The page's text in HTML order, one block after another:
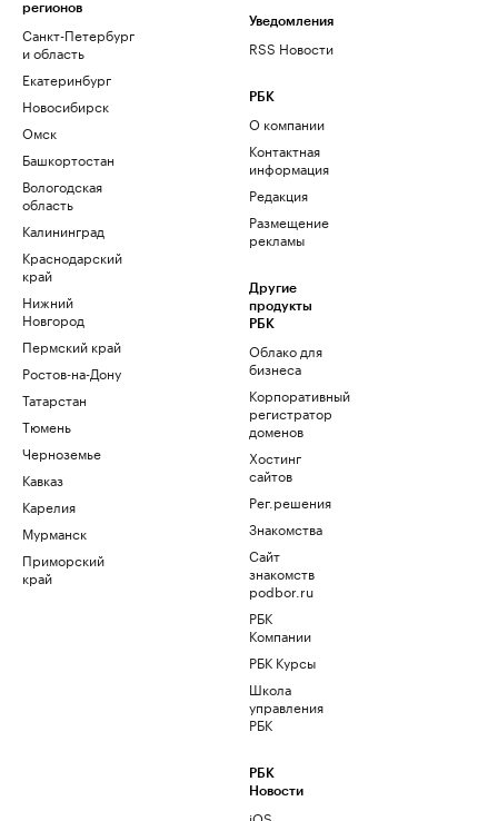
регионов
Санкт-Петербург
и область
Екатеринбург
Новосибирск
Омск
Башкортостан
Вологодская
область
Калининград
Краснодарский
край
Нижний
Новгород
Пермский край
Ростов-на-Дону
Татарстан
Тюмень
Черноземье
Кавказ
Карелия
Мурманск
Приморский
край
Уведомления
RSS Новости
РБК
О компании
Контактная
информация
Редакция
Размещение
рекламы
Другие
продукты
РБК
Облако для
бизнеса
Корпоративный
регистратор
доменов
Хостинг
сайтов
Рег.решения
Знакомства
Сайт
знакомств
podbor.ru
РБК
Компании
РБК Курсы
Школа
управления
РБК
РБК
Новости